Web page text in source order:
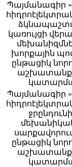
Պայմանագիր
կառույցի
խորքային
ընթացիկ
Պայմանագիր
ընթացիկ